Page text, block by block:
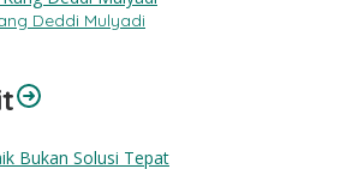
Deddi Mulyadi